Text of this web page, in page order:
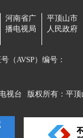
河南省广
播电视局
平顶山市
人民政府
（AVSP）编号：
视台 版权所有：平